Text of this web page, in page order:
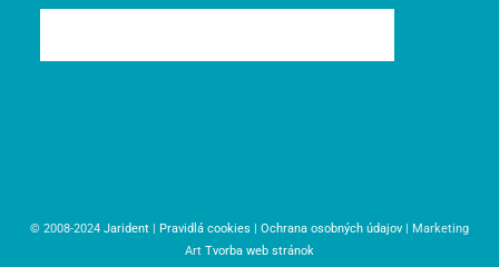
© 2008-2024 Jarident | Pravidlá cookies | Ochrana osobných údajov | Marketing
Art Tvorba web stránok